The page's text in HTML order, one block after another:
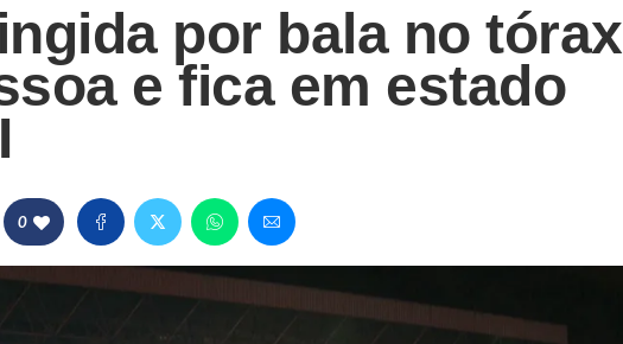
por bala no tórax
e fica em estado
0